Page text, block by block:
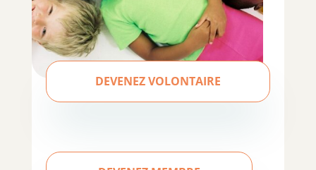
DEVENEZ VOLONTAIRE